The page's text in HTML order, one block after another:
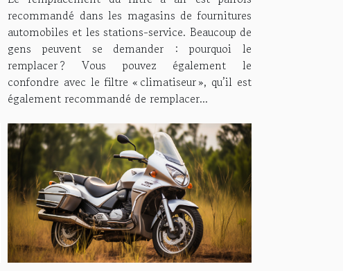
le remplacer ?
recommandé dans les magasins de fournitures
automobiles et les stations-service. Beaucoup de
gens peuvent se demander : pourquoi le
remplacer ? Vous pouvez également le
confondre avec le filtre « climatiseur », qu’il est
également recommandé de remplacer...